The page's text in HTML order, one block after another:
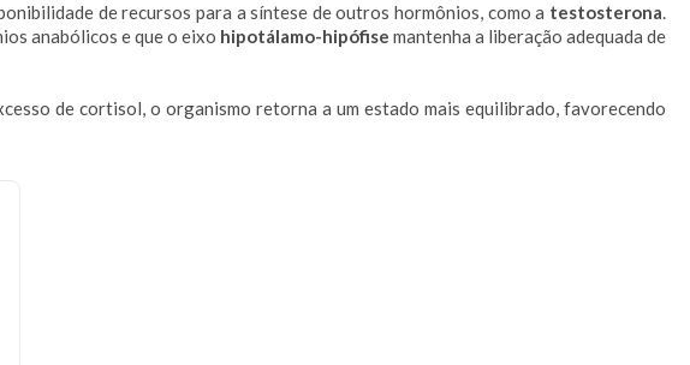
de recursos para a síntese de outros hormônios, como a testosterona.
anabólicos e que o eixo hipotálamo-hipófise mantenha a liberação adequada de
de cortisol, o organismo retorna a um estado mais equilibrado, favorecendo